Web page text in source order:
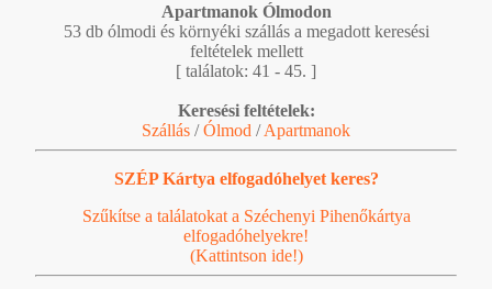
Apartmanok Ólmodon
53 db ólmodi és környéki szállás a megadott keresési
feltételek mellett
[ találatok: 41 - 45. ]
Keresési feltételek:
Szállás /Ólmod /Apartmanok
SZÉP Kártya elfogadóhelyet keres?
Szűkítse a találatokat a Széchenyi Pihenőkártya
elfogadóhelyekre!
(Kattintson ide!)